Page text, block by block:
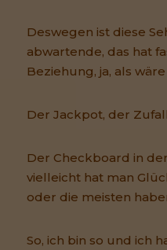
Deswegen ist diese
abwartende, das hat
Beziehung, ja, als wäre
Der Jackpot, der
Der Checkboard in
vielleicht hat man
oder die meisten
So, ich bin so und ich